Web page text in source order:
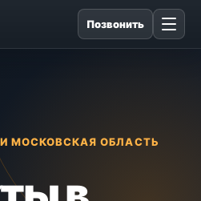
Позвонить
И МОСКОВСКАЯ ОБЛАСТЬ